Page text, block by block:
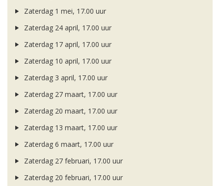
Zaterdag 1 mei, 17.00 uur
Zaterdag 24 april, 17.00 uur
Zaterdag 17 april, 17.00 uur
Zaterdag 10 april, 17.00 uur
Zaterdag 3 april, 17.00 uur
Zaterdag 27 maart, 17.00 uur
Zaterdag 20 maart, 17.00 uur
Zaterdag 13 maart, 17.00 uur
Zaterdag 6 maart, 17.00 uur
Zaterdag 27 februari, 17.00 uur
Zaterdag 20 februari, 17.00 uur